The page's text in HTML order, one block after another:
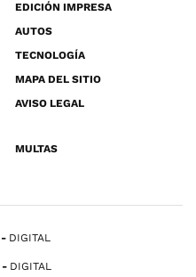
EDICIÓN IMPRESA
AUTOS
TECNOLOGÍA
MAPA DEL SITIO
AVISO LEGAL
MULTAS
DIGITAL
DIGITAL